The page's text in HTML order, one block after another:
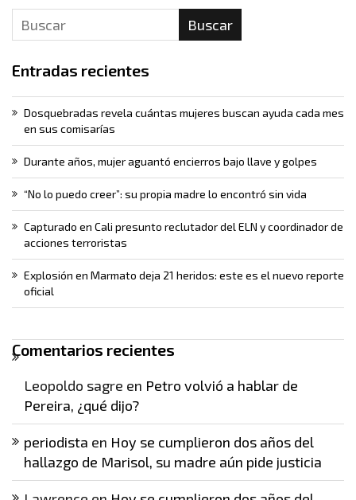
Buscar
Entradas recientes
Dosquebradas revela cuántas mujeres buscan ayuda cada mes
en sus comisarías
Durante años, mujer aguantó encierros bajo llave y golpes
“No lo puedo creer”: su propia madre lo encontró sin vida
Capturado en Cali presunto reclutador del ELN y coordinador de
acciones terroristas
Explosión en Marmato deja 21 heridos: este es el nuevo reporte
oficial
Comentarios recientes
Leopoldo sagre en Petro volvió a hablar de
Pereira, ¿qué dijo?
periodista en Hoy se cumplieron dos años del
hallazgo de Marisol, su madre aún pide justicia